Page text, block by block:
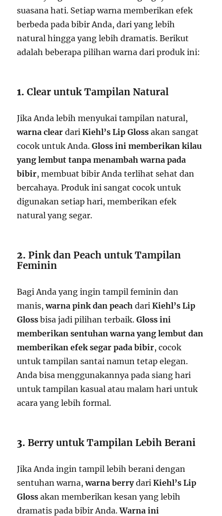
suasana hati. Setiap warna memberikan efek
berbeda pada bibir Anda, dari yang lebih
natural hingga yang lebih dramatis. Berikut
adalah beberapa pilihan warna dari produk ini:
1.Clear untuk Tampilan Natural
Jika Anda lebih menyukai tampilan natural,
warna clear dariKiehl’s Lip Gloss akan sangat
cocok untuk Anda.Gloss ini memberikan kilau
yang lembut tanpa menambah warna pada
bibir, membuat bibir Anda terlihat sehat dan
bercahaya. Produk ini sangat cocok untuk
digunakan setiap hari, memberikan efek
natural yang segar.
2.Pink dan Peach untuk Tampilan
Feminin
Bagi Anda yang ingin tampil feminin dan
manis,warna pink dan peach dariKiehl’s Lip
Gloss bisa jadi pilihan terbaik.Gloss ini
memberikan sentuhan warna yang lembut dan
memberikan efek segar pada bibir, cocok
untuk tampilan santai namun tetap elegan.
Anda bisa menggunakannya pada siang hari
untuk tampilan kasual atau malam hari untuk
acara yang lebih formal.
3.Berry untuk Tampilan Lebih Berani
Jika Anda ingin tampil lebih berani dengan
sentuhan warna,warna berrydariKiehl’s Lip
Gloss akan memberikan kesan yang lebih
dramatis pada bibir Anda.Warna ini